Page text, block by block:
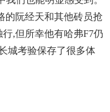
的阮经天和其他砖员抢
,但所幸他有哈弗F7仍
城考验保存了很多体